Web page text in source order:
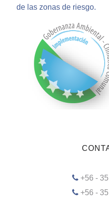
de las zonas de riesgo.
+56 -
+56 -